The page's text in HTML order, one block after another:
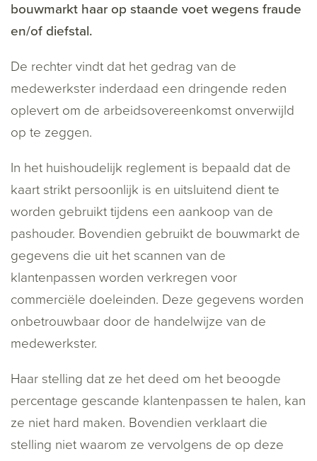
bouwmarkt haar op staande voet wegens fraude
en/of diefstal.
De rechter vindt dat het gedrag van de
medewerkster inderdaad een dringende reden
oplevert om de arbeidsovereenkomst onverwijld
op te zeggen.
In het huishoudelijk reglement is bepaald dat de
kaart strikt persoonlijk is en uitsluitend dient te
worden gebruikt tijdens een aankoop van de
pashouder. Bovendien gebruikt de bouwmarkt de
gegevens die uit het scannen van de
klantenpassen worden verkregen voor
commerciële doeleinden. Deze gegevens worden
onbetrouwbaar door de handelwijze van de
medewerkster.
Haar stelling dat ze het deed om het beoogde
percentage gescande klantenpassen te halen, kan
ze niet hard maken. Bovendien verklaart die
stelling niet waarom ze vervolgens de op deze